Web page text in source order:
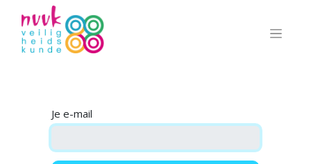
Je e-mail